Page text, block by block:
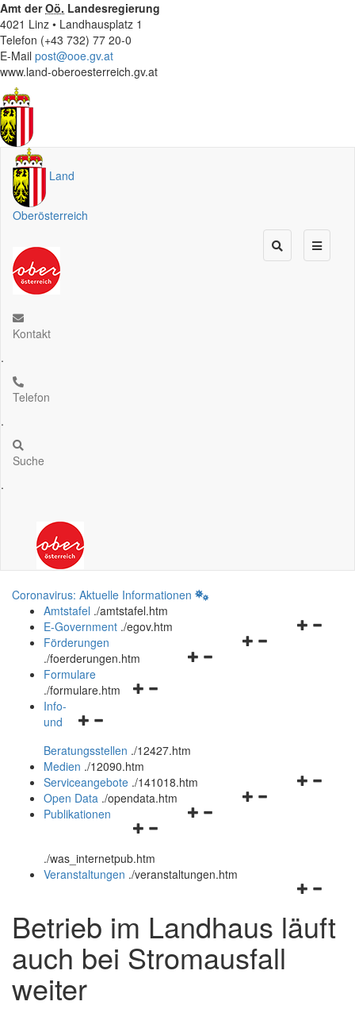
Amt derOö. Landesregierung
4021 Linz • Landhausplatz 1
Telefon (+43 732) 77 20-0
E-Mail post@ooe.gv.at
www.land-oberoesterreich.gv.at
Land
Oberösterreich
Kontakt
.
Telefon
.
Suche
.
Coronavirus: Aktuelle Informationen
Amtstafel ./amtstafel.htm
Navigationsmenü
E-Government ./egov.htm
Navigationsmenü
Förderungen
./foerderungen.htm
Navigationsmenü
Formulare
./formulare.htm
Navigationsmenü
und
schließen
Info-
und
Beratungsstellen ./12427.htm
Medien ./12090.htm
Navigationsmenü
Serviceangebote ./141018.htm
Navigationsmenü
Open Data ./opendata.htm
Navigationsmenü
und
schließen
Publikationen
./was_internetpub.htm
und
schließen
Veranstaltungen ./veranstaltungen.htm
Betrieb im Landhaus läuft
auch bei Stromausfall
weiter